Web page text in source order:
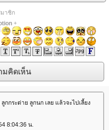
มาชิก
+
กระต่าย ลูกนก เลย แล้วจะไปเลี้ยง
8:04:36 น.